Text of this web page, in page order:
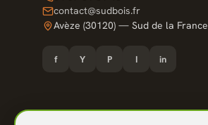
contact@sudbois.fr
Avèze (30120) — Sud de la France
f Y P I in